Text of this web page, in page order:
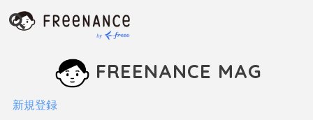
FREENANCE MAG
新規登録
インタビュー
ファクタリング
税金・確定申告